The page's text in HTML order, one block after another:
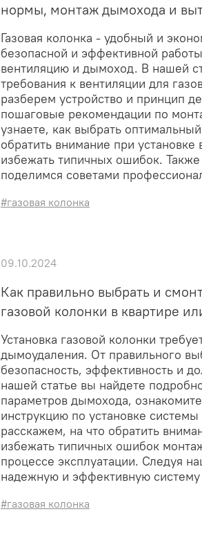
нормы, монтаж дымохода и
Газовая колонка - удобный и
безопасной и эффективной
вентиляцию и дымоход. В нашей
требования к вентиляции для
разберем устройство и принцип
пошаговые рекомендации по
узнаете, как выбрать
обратить внимание при
избежать типичных ошибок.
поделимся советами
#газовая колонка
Как правильно выбрать и
газовой колонки в квартире
Установка газовой колонки
дымоудаления. От правильного
безопасность, эффективность и
нашей статье вы найдете
параметров дымохода,
инструкцию по установке
расскажем, на что обратить
избежать типичных ошибок
процессе эксплуатации. Следуя
надежную и эффективную
09.10.2024
#газовая колонка